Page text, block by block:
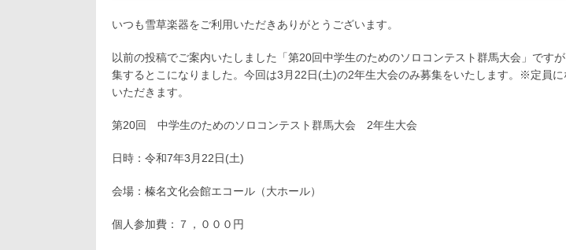
月
18
リ
いつも雪草楽器をご利用いただきありがとうございます。
以前の投稿でご案内いたしました「第20回中学生のためのソロコンテスト群馬大会」です
集するとこになりました。今回は3月22日(土)の2年生大会のみ募集をいたします。※定員に
いただきます。
第20回 中学生のためのソロコンテスト群馬大会 2年生大会
日時：令和7年3月22日(土)
会場：榛名文化会館エコール（大ホール）
個人参加費：７，０００円